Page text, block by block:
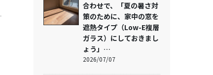
合わせで、「夏の暑さ対
策のために、家中の窓を
遮熱タイプ（Low-E複層
ガラス）にしておきまし
ょう」…
2026/07/07